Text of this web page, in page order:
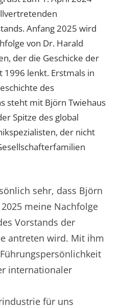
Anfang 2025 wird
von Dr. Harald
der die Geschicke der
lenkt. Erstmals in
des
steht mit Björn Twiehaus
Spitze des global
der nicht
sehr, dass Björn
meine Nachfolge
Vorstands der
antreten wird. Mit ihm
internationaler
für uns